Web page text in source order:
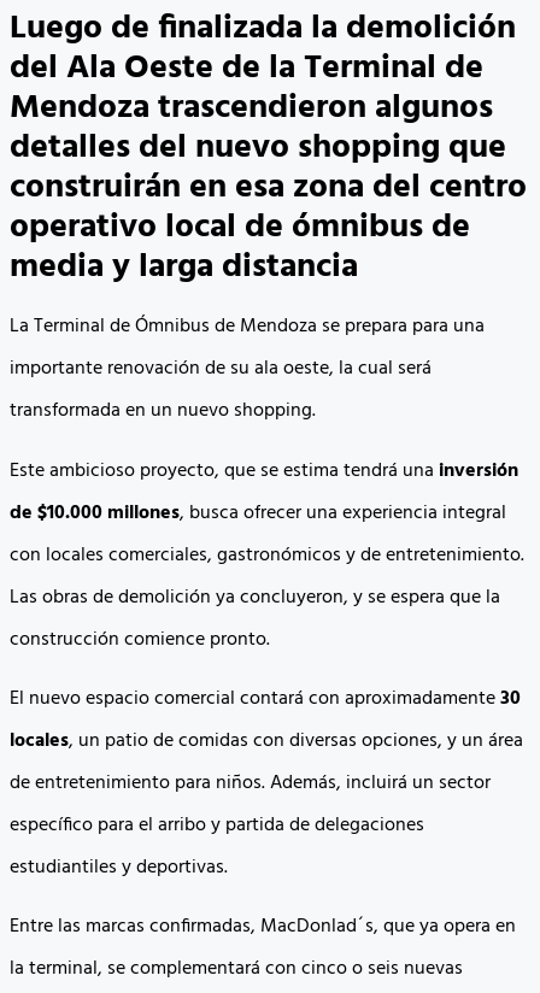
Luego de finalizada la demolición
del Ala Oeste de la Terminal de
Mendoza trascendieron algunos
detalles del nuevo shopping que
construirán en esa zona del centro
operativo local de ómnibus de
media y larga distancia
La Terminal de Ómnibus de Mendoza se prepara para una
importante renovación de su ala oeste, la cual será
transformada en un nuevo shopping.
Este ambicioso proyecto, que se estima tendrá unainversión
de $10.000 millones, busca ofrecer una experiencia integral
con locales comerciales, gastronómicos y de entretenimiento.
Las obras de demolición ya concluyeron, y se espera que la
construcción comience pronto.
El nuevo espacio comercial contará con aproximadamente30
locales, un patio de comidas con diversas opciones, y un área
de entretenimiento para niños. Además, incluirá un sector
específico para el arribo y partida de delegaciones
estudiantiles y deportivas.
Entre las marcas confirmadas, MacDonlad´s, que ya opera en
la terminal, se complementará con cinco o seis nuevas